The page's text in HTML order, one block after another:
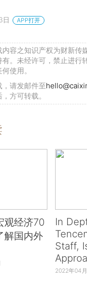
日 APP打开
内容之知识产权为财新传
。未经许可，禁止进行
使用。
请发邮件至
方可转载。
观经济70
解国内外
In
Staff,
2022年04